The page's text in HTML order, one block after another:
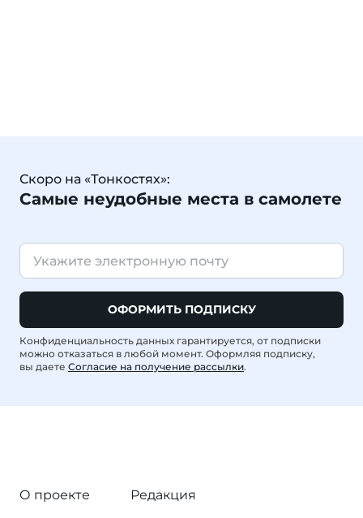
Скоро на «Тонкостях»:
Самые неудобные места в самолете
ОФОРМИТЬ ПОДПИСКУ
Конфиденциальность данных гарантируется, от подписки
можно отказаться в любой момент. Оформляя подписку,
вы даете Согласие на получение рассылки.
О проекте
Редакция